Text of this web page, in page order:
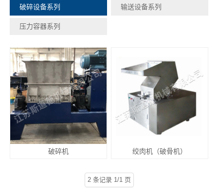
破碎设备系列 输送设备系列
压力容器系列
破碎机 绞肉机（破骨机）
2 条记录 1/1 页